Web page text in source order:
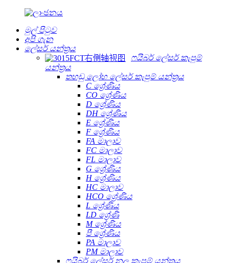
මුල් පිටුව
අපි ගැන
ලේසර් යන්ත්‍රය
ෆයිබර් ලේසර් කැපුම්
යන්ත්‍රය
තහඩු ලෝහ ලේසර් කැපුම් යන්ත්‍රය
C ශ්‍රේණිය
CO ශ්‍රේණිය
D ශ්‍රේණිය
DH ශ්‍රේණිය
E ශ්‍රේණිය
F ශ්‍රේණිය
FA මාලාව
FC මාලාව
FL මාලාව
G ශ්‍රේණිය
H ශ්‍රේණිය
HC මාලාව
HCO ශ්‍රේණිය
L ශ්‍රේණිය
LD ශ්‍රේණි
M ශ්‍රේණිය
පී ශ්‍රේණිය
PA මාලාව
PM මාලාව
ෆයිබර් ලේසර් නල කැපුම් යන්ත්‍රය